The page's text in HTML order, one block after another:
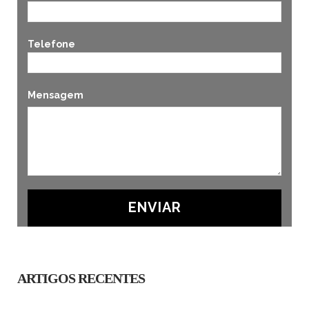
Telefone
Mensagem
ARTIGOS RECENTES